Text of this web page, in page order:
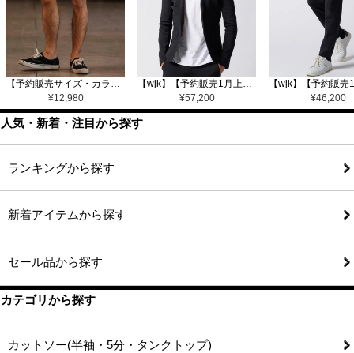
【予約販売サイズ・カラーにより納期異なる】【CAMBIO(カンビオ)】Gobelin Short Pants ショートパンツ(CAM25SS-002)
¥12,980
【wjk】【予約販売1月上旬～中旬入荷】function knit jacket(jacquard check) ニットジャケット(207 mw08j)
¥57,200 ¥46,200
人気・新着・注目から探す
ランキングから探す
新着アイテムから探す
セール品から探す
カテゴリから探す
カットソー(半袖・5分・タンクトップ)